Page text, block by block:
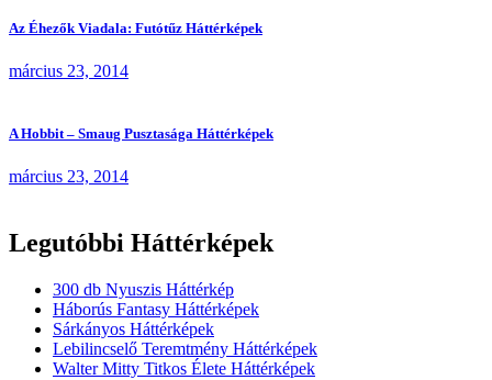
Az Éhezők Viadala: Futótűz Háttérképek
március 23, 2014
A Hobbit – Smaug Pusztasága Háttérképek
március 23, 2014
Legutóbbi Háttérképek
300 db Nyuszis Háttérkép
Háborús Fantasy Háttérképek
Sárkányos Háttérképek
Lebilincselő Teremtmény Háttérképek
Walter Mitty Titkos Élete Háttérképek